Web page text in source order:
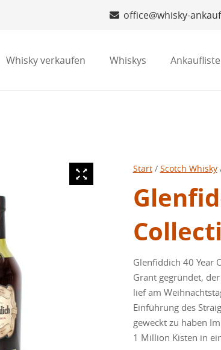
office@whisky-
Whisky verkaufen Whiskys Ankaufliste
Start/ Scotch Whisky
Glenfiddich 40 Year
Grant gegründet,
lief am
Einführung des
geweckt zu haben
1 Million Kisten in